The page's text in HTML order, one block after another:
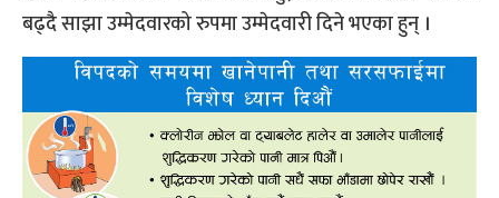
बढ्दै साझा उम्मेदवारको रुपमा उम्मेदवारी दिने भएका हुन् ।